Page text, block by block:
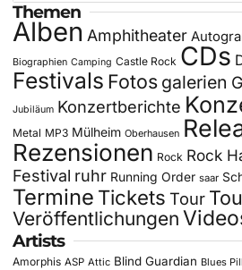
Themen
Alben Amphitheater
Biographien Camping Castle Rock CDs
Festivals Fotos galerien
Jubiläum Konzertberichte
Metal MP3 Mülheim Oberhausen
Rezensionen Rock Rock
Festival ruhr Running Order saar
Termine Tickets Tour
Veröffentlichungen
Artists
Amorphis ASP Attic Blind Guardian Blues